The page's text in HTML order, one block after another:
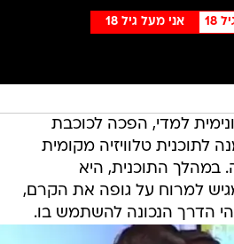
18 אני מעל גיל 18
למדי, הפכה לכוכבת
לתוכנית טלוויזיה מקומית
במהלך התוכנית, היא
למרוח על גופה את הקרם,
הדרך הנכונה להשתמש בו.